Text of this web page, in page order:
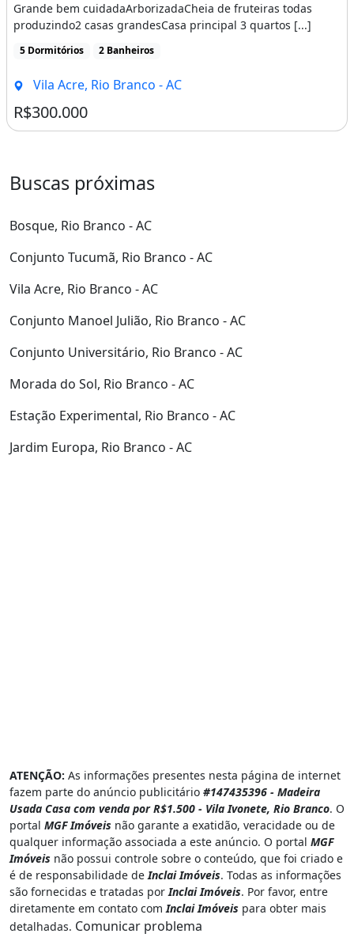
Grande bem cuidadaArborizadaCheia de fruteiras todas
produzindo2 casas grandesCasa principal 3 quartos [...]
5 Dormitórios 2 Banheiros
Vila Acre, Rio Branco - AC
R$300.000
Buscas próximas
Bosque, Rio Branco - AC
Conjunto Tucumã, Rio Branco - AC
Vila Acre, Rio Branco - AC
Conjunto Manoel Julião, Rio Branco - AC
Conjunto Universitário, Rio Branco - AC
Morada do Sol, Rio Branco - AC
Estação Experimental, Rio Branco - AC
Jardim Europa, Rio Branco - AC
ATENÇÃO: As informações presentes nesta página de internet
fazem parte do anúncio publicitário #147435396 - Madeira
Usada Casa com venda por R$1.500 - Vila Ivonete, Rio Branco. O
portal MGF Imóveis não garante a exatidão, veracidade ou de
qualquer informação associada a este anúncio. O portal MGF
Imóveis não possui controle sobre o conteúdo, que foi criado e
é de responsabilidade de Inclai Imóveis. Todas as informações
são fornecidas e tratadas por Inclai Imóveis. Por favor, entre
diretamente em contato com Inclai Imóveis para obter mais
detalhadas. Comunicar problema